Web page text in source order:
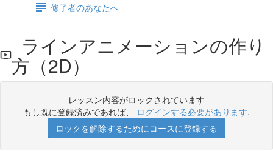
修了者のあなたへ
ラインアニメーションの作り
方（2D）
レッスン内容がロックされています
もし既に登録済みであれば、 ログインする必要があります.
ロックを解除するためにコースに登録する